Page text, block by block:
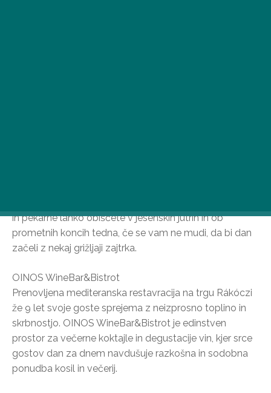
in pekarne lahko obiščete v jesenskih jutrih in ob
prometnih koncih tedna, če se vam ne mudi, da bi dan
začeli z nekaj grižljaji zajtrka.
OINOS WineBar&Bistrot
Prenovljena mediteranska restavracija na trgu Rákóczi
že 9 let svoje goste sprejema z neizprosno toplino in
skrbnostjo. OINOS WineBar&Bistrot je edinstven
prostor za večerne koktajle in degustacije vin, kjer srce
gostov dan za dnem navdušuje razkošna in sodobna
ponudba kosil in večerij.